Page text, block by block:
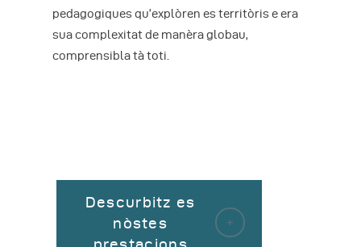
pedagogiques qu’explòren es territòris e era
sua complexitat de manèra globau,
comprensibla tà toti.
Descurbitz es
nòstes
prestacions